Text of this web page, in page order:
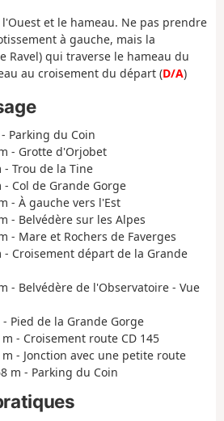
l'Ouest et le hameau. Ne pas prendre
à gauche, mais la
Ravel) qui traverse le hameau du
au croisement du départ (D/A)
Parking du Coin
- Grotte d'Orjobet
- Trou de la Tine
- Col de Grande Gorge
- À gauche vers l'Est
- Belvédère sur les Alpes
- Mare et Rochers de Faverges
- Croisement départ de la Grande
- Belvédère de l'Observatoire - Vue
Pied de la Grande Gorge
- Croisement route CD 145
- Jonction avec une petite route
m - Parking du Coin